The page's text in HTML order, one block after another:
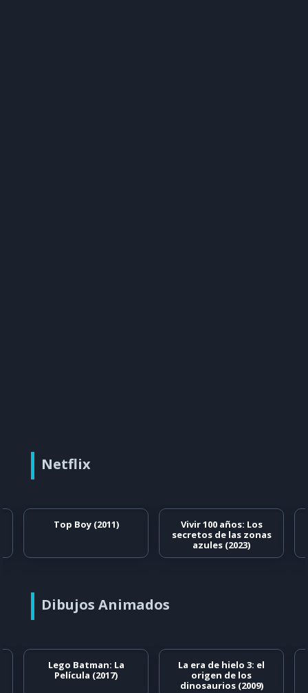
Netflix
Top Boy (2011)
Vivir 100 años: Los
secretos de las zonas
azules (2023)
Dibujos Animados
Lego Batman: La
Película (2017)
La era de hielo 3: el
origen de los
dinosaurios (2009)